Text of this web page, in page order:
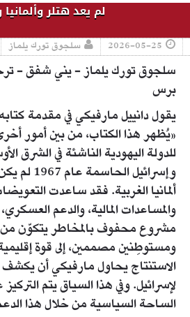
لم يعد هتلر
2026-05-25 سلجوق تورك يلماز
سلجوق تورك يلماز - يني شفق -
برس
يقول دانييل مارفيكي في مقدمة كتابه
«يُظهر هذا الكتاب، من بين أمور
للدولة اليهودية الناشئة في الشرق
وإسرائيل
ألمانيا الغربية. فقد ساعدت
والمساعدات المالية، والدعم
مشروع محفوف بالمخاطر يتكوّن من
ومستوطِنين مصممين، إلى قوة
الاستنتاج يحاول مارفيكي أن يكشف
لإسرائيل. وفي هذا السياق يتم التركيز
الساحة السياسية من خلال هذا